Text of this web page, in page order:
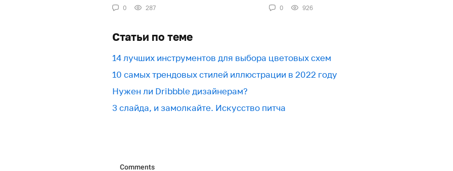
0 287 0 926
Статьи по теме
​​14 лучших инструментов для выбора цветовых схем
10 самых трендовых стилей иллюстрации в 2022 году
Нужен ли Dribbble дизайнерам?
3 слайда, и замолкайте. Искусство питча